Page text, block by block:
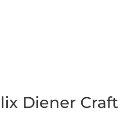
Diener Craft